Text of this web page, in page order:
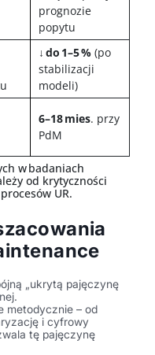
prognozie
popytu
↓ do 1–5 % (po
stabilizacji
modeli)
6–18 mies. przy
PdM
wbadaniach
od krytyczności
procesów UR.
„ukrytą pajęczynę
metodycznie – od
i cyfrowy
tę pajęczynę